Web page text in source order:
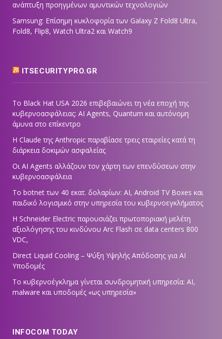
ανάπτυξη προηγμένων αμυντικών τεχνολογιών
Samsung: Επίσημη κυκλοφορία των Galaxy Z Fold8 Ultra,
Fold8, Flip8, Watch Ultra2 και Watch9
ITSECURITYPRO.GR
Το Black Hat USA 2026 επιβεβαιώνει τη νέα εποχή της
κυβερνοασφάλειας: AI Agents, Quantum και αυτόνομη
άμυνα στο επίκεντρο
Η Claude της Anthropic παραβίασε τρεις εταιρείες κατά τη
διάρκεια δοκιμών ασφαλείας
Οι AI Agents αλλάζουν τον χάρτη των επενδύσεων στην
κυβερνοασφάλεια
Το botnet των 40 εκατ. δολαρίων: AI, Android TV Boxes και
παιδικό λογισμικό στην υπηρεσία του κυβερνοεγκλήματος
Η Schneider Electric παρουσιάζει πρωτοποριακή μελέτη
αξιολόγησης του κινδύνου Arc Flash σε data centers 800
VDC,
Direct Liquid Cooling – Ψύξη Υψηλής Απόδοσης για AI
Υποδομές
Το κυβερνοέγκλημα γίνεται συνδρομητική υπηρεσία: AI,
malware και υποδομές «ως υπηρεσία»
INFOCOM TODAY